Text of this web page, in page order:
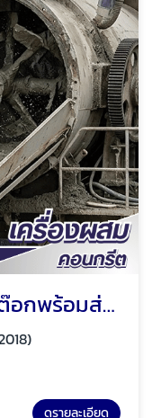
ขายอะไหล่แพล้นปูน สต๊อกพร้อมส่งทันที
ดูรายละเอียด